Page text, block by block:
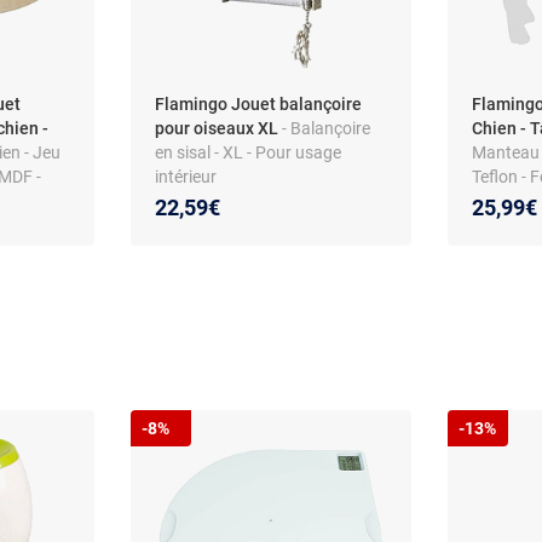
-
- Jeu
-
Flamingo Jouet balançoire
pour oiseaux XL - Balançoire
en sisal - XL - Pour usage
intérieur
22,59€
Chien -
Teflon -
25,99€
-8% -13%